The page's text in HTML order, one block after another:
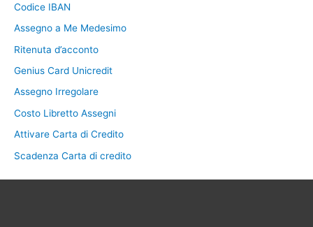
Codice IBAN
Assegno a Me Medesimo
Ritenuta d’acconto
Genius Card Unicredit
Assegno Irregolare
Costo Libretto Assegni
Attivare Carta di Credito
Scadenza Carta di credito